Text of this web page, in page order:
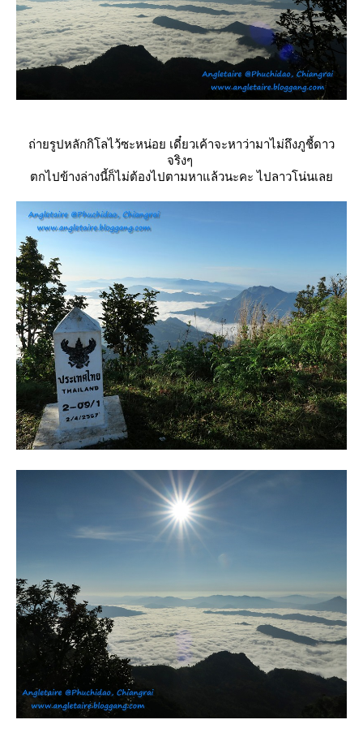
ถ่ายรูปหลักกิโลไว้ซะหน่อย เดี๋ยวเค้าจะหาว่ามาไม่ถึงภูชี้ดาว
จริงๆ
ตกไปข้างล่างนี้ก็ไม่ต้องไปตามหาแล้วนะคะ ไปลาวโน่นเล